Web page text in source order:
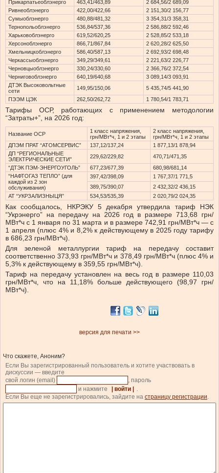
Прикарпатьеоблэнерго
463,41/463,89
2 684,56/2 689,09
Ривнеоблэнерго
422,00/422,66
2 151,30/2 156,77
Сумыоблэнерго
480,88/481,32
3 354,31/3 358,31
Тернопольоблэнерго
536,84/537,36
2 586,88/2 592,46
Харьковоблэнерго
619,52/620,25
2 528,85/2 533,18
Херсоноблэнерго
866,71/867,84
2 620,28/2 625,50
Хмельницкоблэнерго
586,40/587,13
2 692,93/2 698,48
Черкассыоблэнерго
349,29/349,61
2 221,63/2 226,77
Черновцыоблэнерго
330,24/330,60
2 366,76/2 372,54
Черниговоблэнерго
640,19/640,68
3 089,14/3 093,91
ДТЭК Высоковольтные
сети
149,95/150,06
5 435,74/5 441,90
ПЭЭМ ЦЭК
262,50/262,72 1 780,54/1 783,71
Тарифы ОСР, работающих с применением методологии
“Затраты+”, на 2026 год:
Название ОСР
1 класс напряжения,
грн/МВт*ч, 1 и 2 этапы
2 класс напряжения,
грн/МВт*ч, 1 и 2 этапы
ДПЭМ ПРАТ “АТОМСЕРВИС”
137,12/137,24
1 877,13/1 878,94
ДП “РЕГИОНАЛЬНЫЕ
ЭЛЕКТРИЧЕСКИЕ СЕТИ”
229,62/229,82
470,71/471,35
“ДТЭК ПЭМ-ЭНЕРГОУГОЛЬ”
677,23/677,39
680,98/681,14
“НАФТОГАЗ ТЕПЛО” (для
каждой из 2 зон
обслуживания)
397,42/398,09
1 767,37/1 771,5
389,75/390,07
2 432,32/2 436,15
АТ “УКРЗАЛИЗНЫЦЯ”
534,53/535,39 2 020,79/2 024,35
Как сообщалось, НКРЭКУ 5 декабря утвердила тариф НЭК
“Укрэнерго” на передачу на 2026 год в размере 713,68 грн/
МВт*ч с 1 января по 31 марта и в размере 742,91 грн/МВт*ч — с
1 апреля (плюс 4% и 8,2% к действующему в 2025 году тарифу
в 686,23 грн/МВт*ч).
Для зеленой металлургии тариф на передачу составит
соответственно 373,93 грн/МВт*ч и 378,49 грн/МВт*ч (плюс 4% и
5,3% к действующему в 359,55 грн/МВт*ч).
Тариф на передачу установлен на весь год в размере 110,03
грн/МВт*ч, что на 11,18% больше действующего (98,97 грн/
МВт*ч).
версия для печати >>
Что скажете, Аноним?
Если Вы зарегистрированный пользователь и хотите участвовать в
дискуссии — введите
свой логин (email)
, пароль
и нажмите
| войти |
.
Если Вы еще не зарегистрировались, зайдите на страницу регистрации.